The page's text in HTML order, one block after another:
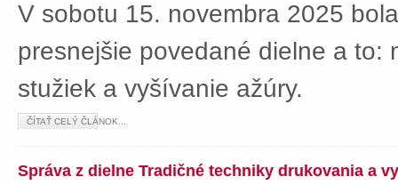
V sobotu 15. novembra 2025
presnejšie povedané dielne a to:
stužiek a vyšívanie ažúry.
ČÍTAŤ CELÝ ČLÁNOK...
Správa z dielne Tradičné techniky drukovania a